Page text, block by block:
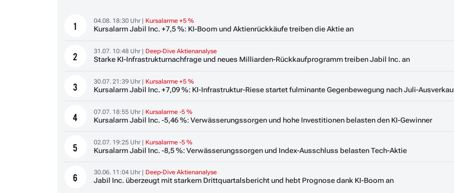
1 04.08. 18:30 Uhr | Kursalarme +5 %
Kursalarm Jabil Inc. +7,5 %: KI-Boom und Aktienrückkäufe treiben die Aktie an
2 31.07. 10:48 Uhr | Deep-Dive Aktienanalyse
Starke KI-Infrastrukturnachfrage und neues Milliarden-Rückkaufprogramm treiben Jabil Inc. an
3 30.07. 21:39 Uhr | Kursalarme +5 %
Kursalarm Jabil Inc. +7,09 %: KI-Infrastruktur-Riese startet fulminante Gegenbewegung nach Juli-
4 07.07. 18:55 Uhr | Kursalarme -5 %
Kursalarm Jabil Inc. -5,46 %: Verwässerungssorgen und hohe Investitionen belasten den KI-Gewinner
5 02.07. 19:25 Uhr | Kursalarme -5 %
Kursalarm Jabil Inc. -8,5 %: Verwässerungssorgen und Index-Ausschluss belasten Tech-Aktie
6 30.06. 11:04 Uhr | Deep-Dive Aktienanalyse
Jabil Inc. überzeugt mit starkem Drittquartalsbericht und hebt Prognose dank KI-Boom an